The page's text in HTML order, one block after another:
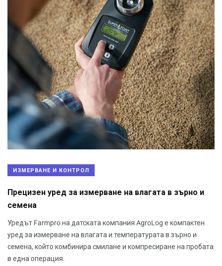
ИЗМЕРВАНЕ И КОНТРОЛ
Прецизен уред за измерване на влагата в зърно и
семена
Уредът Farmpro на датската компания AgroLog е компактен
уред за измерване на влагата и температурата в зърно и
семена, който комбинира смилане и компресиране на пробата
в една операция.